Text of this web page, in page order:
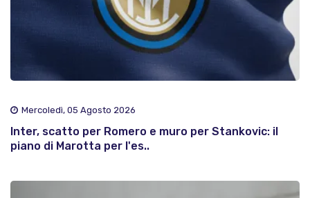
Mercoledì, 05 Agosto 2026
Inter, scatto per Romero e muro per Stankovic: il
piano di Marotta per l'es..